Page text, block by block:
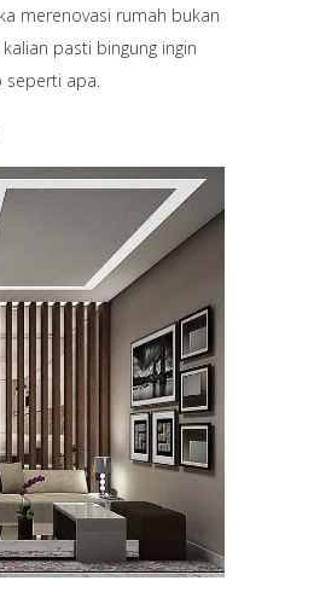
merenovasi rumah bukan
pasti bingung ingin
apa.